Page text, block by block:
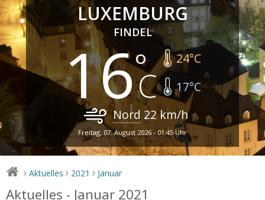
LUXEMBURG
FINDEL
16 24°C
17°C
Nord 22km/h
Freitag, 07. August 2026 - 01:45 Uhr
> Aktuelles > 2021 > Januar
Aktuelles - Januar 2021